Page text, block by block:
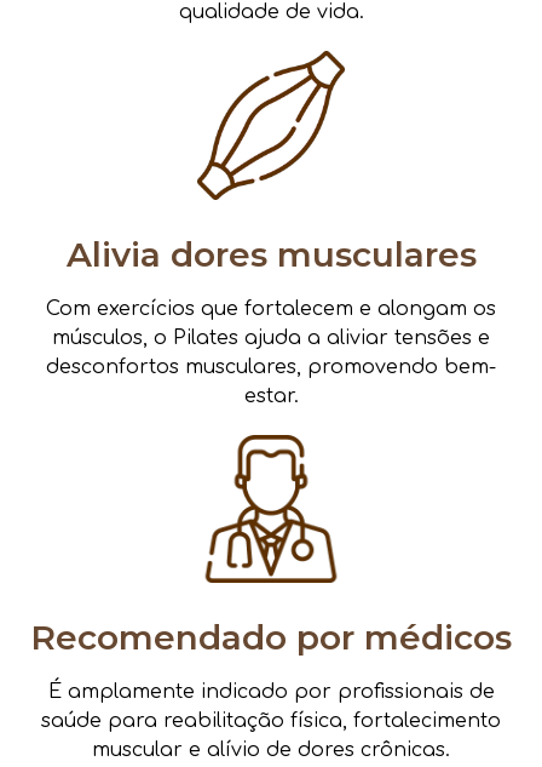
qualidade de vida.
Alivia dores musculares
Com exercícios que fortalecem e alongam os
músculos, o Pilates ajuda a aliviar tensões e
desconfortos musculares, promovendo bem-
estar.
Recomendado por médicos
É amplamente indicado por profissionais de
saúde para reabilitação física, fortalecimento
muscular e alívio de dores crônicas.